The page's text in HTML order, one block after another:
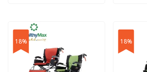
has
multiple
variants.
18% 18%